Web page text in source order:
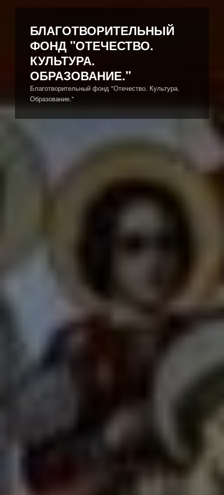
содержимомуБЛАГОТВОРИТЕЛЬНЫЙ
ФОНД "ОТЕЧЕСТВО.
КУЛЬТУРА.
ОБРАЗОВАНИЕ."
Благотворительный фонд "Отечество. Культура.
Образование."